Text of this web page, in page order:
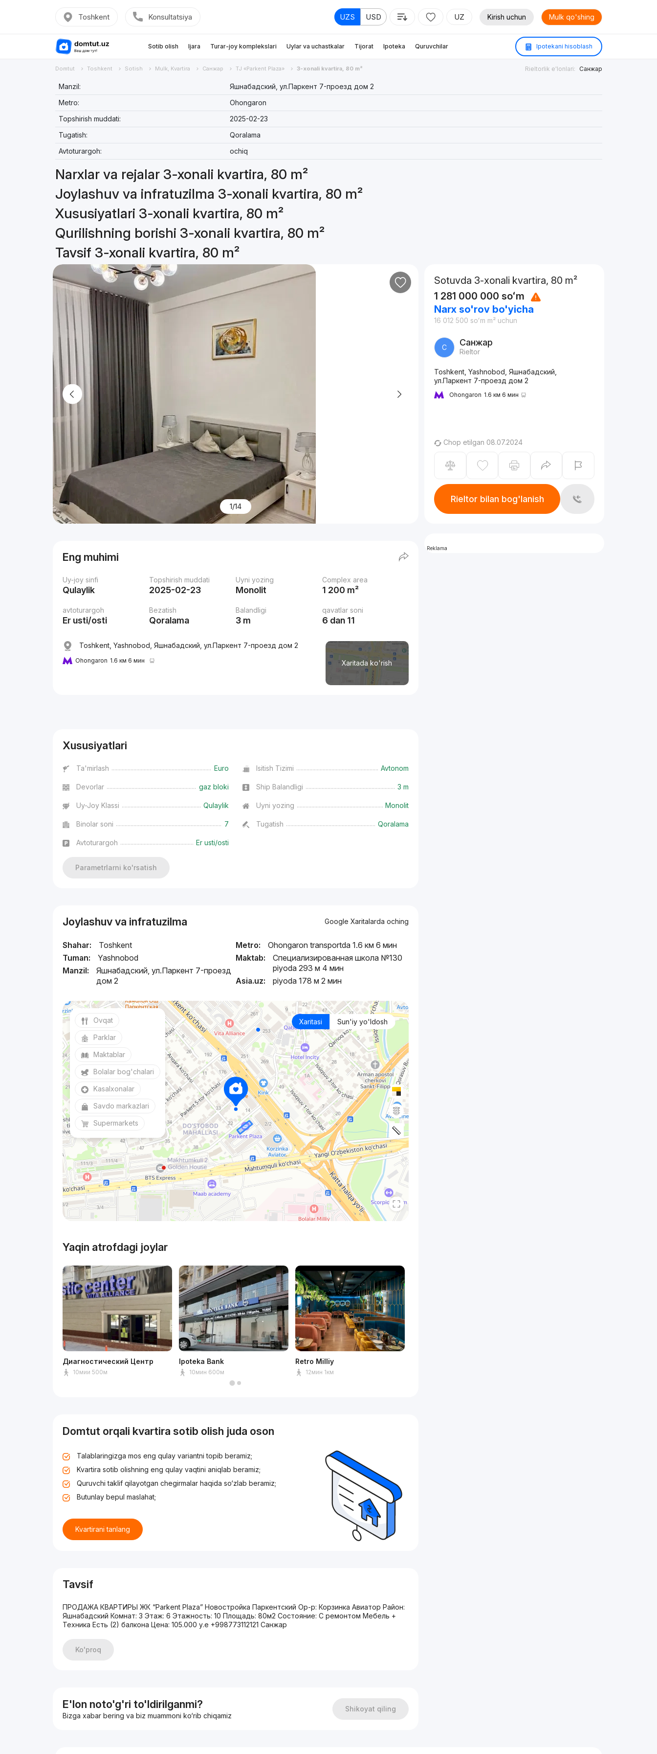
Toshkent Konsultatsiya UZS USD UZ Kirish uchun Mulk qo'shing
Sotib olish Ijara Turar-joy komplekslari Uylar va uchastkalar Tijorat Ipoteka Quruvchilar Ipotekani hisoblash
Domtut Toshkent Sotish Mulk, Kvartira Санжар TJ «Parkent Plaza» 3-xonali kvartira, 80 m² Rieltorlik e'lonlari: Санжар
Manzil:
Яшнабадский, ул.Паркент 7-проезд дом 2
Metro:
Ohongaron
Topshirish muddati:
2025-02-23
Tugatish:
Qoralama
Avtoturargoh:
ochiq
Narxlar va rejalar 3-xonali kvartira, 80 m²
Joylashuv va infratuzilma 3-xonali kvartira, 80 m²
Xususiyatlari 3-xonali kvartira, 80 m²
Qurilishning borishi 3-xonali kvartira, 80 m²
Tavsif 3-xonali kvartira, 80 m²
1/14
Eng muhimi
Uy-joy sinfi
Qulaylik
Topshirish muddati
2025-02-23
Uyni yozing
Monolit
Complex area
1 200 m²
avtoturargoh
Er usti/osti
Bezatish
Qoralama
Balandligi
3 m
qavatlar soni
6 dan 11
Xaritada ko'rish
Toshkent, Yashnobod, Яшнабадский, ул.Паркент 7-проезд дом 2
Ohongaron 1.6 км 6 мин
Xususiyatlari
Ta'mirlash Euro Isitish Tizimi Avtonom
Devorlar gaz bloki Ship Balandligi 3 m
Uy-Joy Klassi Qulaylik Uyni yozing Monolit
Binolar soni 7 Tugatish Qoralama
Avtoturargoh Er usti/osti
Parametrlarni ko'rsatish
Joylashuv va infratuzilma Google Xaritalarda oching
Shahar:
Toshkent
Tuman:
Yashnobod
Manzil:
Яшнабадский, ул.Паркент 7-проезд
дом 2
Metro:
Ohongaron transportda 1.6 км 6 мин
Maktab:
Специализированная школа №130
piyoda 293 м 4 мин
Asia.uz:
piyoda 178 м 2 мин
Xaritasi Sun'iy yo'ldosh
Ovqat
Parklar
Maktablar
Bolalar bog'chalari
Kasalxonalar
Savdo markazlari
Supermarkets
Yaqin atrofdagi joylar
Диагностический Центр
10мии 500м
Ipoteka Bank
10мин 600м
Retro Milliy
12мин 1км
Domtut orqali kvartira sotib olish juda oson
Talablaringizga mos eng qulay variantni topib beramiz;
Kvartira sotib olishning eng qulay vaqtini aniqlab beramiz;
Quruvchi taklif qilayotgan chegirmalar haqida so‘zlab beramiz;
Butunlay bepul maslahat;
Kvartirani tanlang
Tavsif
ПРОДАЖА КВАРТИРЫ ЖК “Parkent Plaza” Новостройка Паркентский Ор-р: Корзинка Авиатор Район:
Яшнабадский Комнат: 3 Этаж: 6 Этажность: 10 Площадь: 80м2 Состояние: С ремонтом Мебель +
Техника Есть (2) балкона Цена: 105.000 у.е +998773112121 Санжар
Ko'proq
E'lon noto'g'ri to'ldirilganmi?
Bizga xabar bering va biz muammoni ko‘rib chiqamiz
Shikoyat qiling
Sotuvda 3-xonali kvartira, 80 m²
1 281 000 000 soʻm
Narx so'rov bo'yicha
16 012 500 soʻm m² uchun
С Санжар
Rieltor
Toshkent, Yashnobod, Яшнабадский,
ул.Паркент 7-проезд дом 2
Ohongaron 1.6 км 6 мин
Chop etilgan 08.07.2024
Rieltor bilan bog'lanish
Reklama